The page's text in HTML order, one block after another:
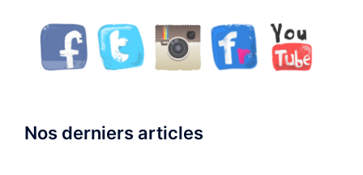
Nos derniers articles